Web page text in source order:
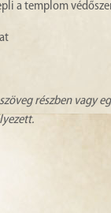
a templom
részben vagy